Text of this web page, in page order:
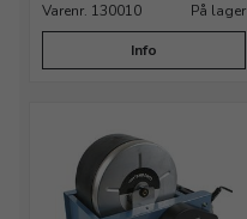
Varenr. 130010
På lager
Info